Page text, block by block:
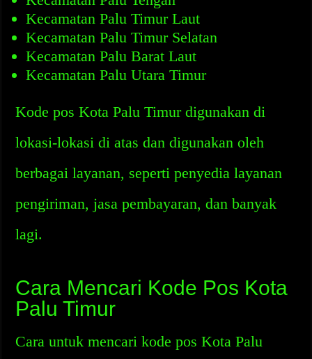
Kecamatan Palu Timur Laut
Kecamatan Palu Timur Selatan
Kecamatan Palu Barat Laut
Kecamatan Palu Utara Timur
Kode pos Kota Palu Timur digunakan di
lokasi-lokasi di atas dan digunakan oleh
berbagai layanan, seperti penyedia layanan
pengiriman, jasa pembayaran, dan banyak
lagi.
Cara Mencari Kode Pos Kota
Palu Timur
Cara untuk mencari kode pos Kota Palu